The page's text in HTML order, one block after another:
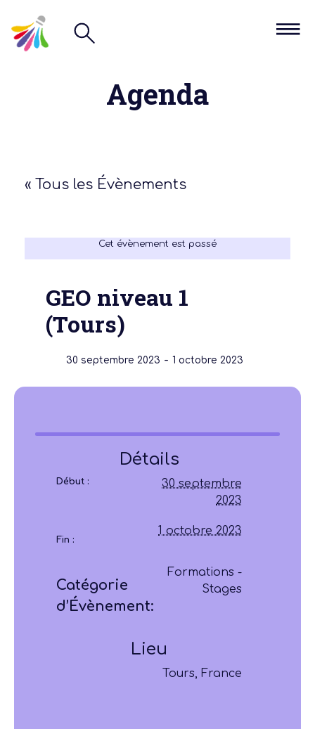
Agenda
« Tous les Évènements
Cet évènement est passé
GEO niveau 1
(Tours)
30 septembre 2023 - 1 octobre 2023
Détails
Début :
30 septembre
2023
Fin :
1 octobre 2023
Catégorie
d’Évènement:
Formations -
Stages
Lieu
Tours, France